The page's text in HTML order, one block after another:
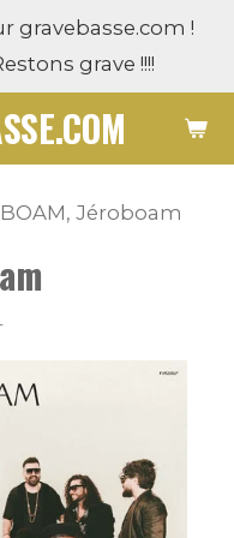
gravebasse.com !
grave !!!!
Jéroboam